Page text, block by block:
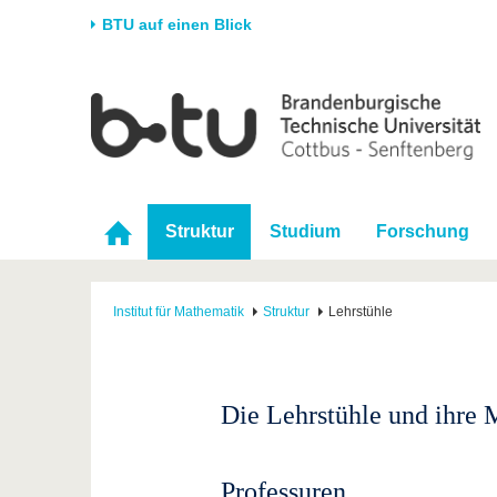
BTU auf einen Blick
Universität
Karriere & Engagement
Forschung
Förderung Im
Struktur Studium Forschung
Institut für Mathematik Struktur Lehrstühle
Die Lehrstühle und ihre